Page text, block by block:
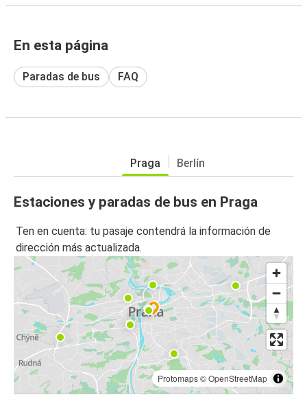
En esta página
Paradas de bus FAQ
Praga Berlín
Estaciones y paradas de bus en Praga
Ten en cuenta: tu pasaje contendrá la información de
dirección más actualizada.
Protomaps©OpenStreetMap